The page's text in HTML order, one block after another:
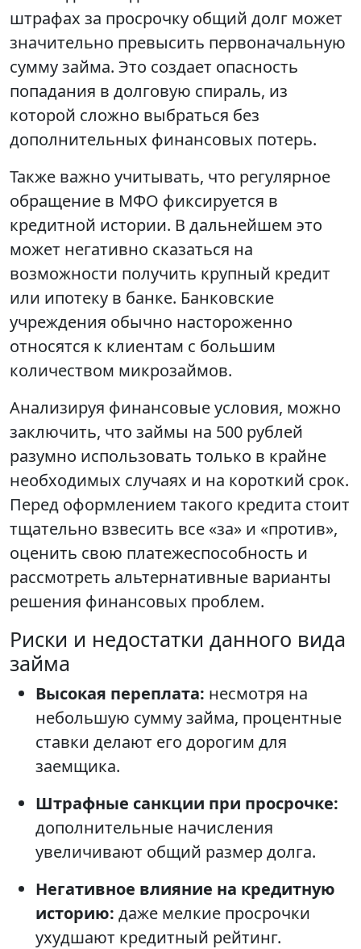
штрафах за просрочку общий долг может
значительно превысить первоначальную
сумму займа. Это создает опасность
попадания в долговую спираль, из
которой сложно выбраться без
дополнительных финансовых потерь.
Также важно учитывать, что регулярное
обращение в МФО фиксируется в
кредитной истории. В дальнейшем это
может негативно сказаться на
возможности получить крупный кредит
или ипотеку в банке. Банковские
учреждения обычно настороженно
относятся к клиентам с большим
количеством микрозаймов.
Анализируя финансовые условия, можно
заключить, что займы на 500 рублей
разумно использовать только в крайне
необходимых случаях и на короткий срок.
Перед оформлением такого кредита стоит
тщательно взвесить все «за» и «против»,
оценить свою платежеспособность и
рассмотреть альтернативные варианты
решения финансовых проблем.
Риски и недостатки данного вида
займа
Высокая переплата: несмотря на
небольшую сумму займа, процентные
ставки делают его дорогим для
заемщика.
Штрафные санкции при просрочке:
дополнительные начисления
увеличивают общий размер долга.
Негативное влияние на кредитную
историю: даже мелкие просрочки
ухудшают кредитный рейтинг.